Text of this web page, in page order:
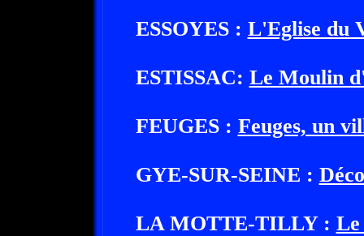
ESSOYES : L'Eglise du
ESTISSAC: Le Moulin
FEUGES : Feuges, un
GYE-SUR-SEINE :
LA MOTTE-TILLY :